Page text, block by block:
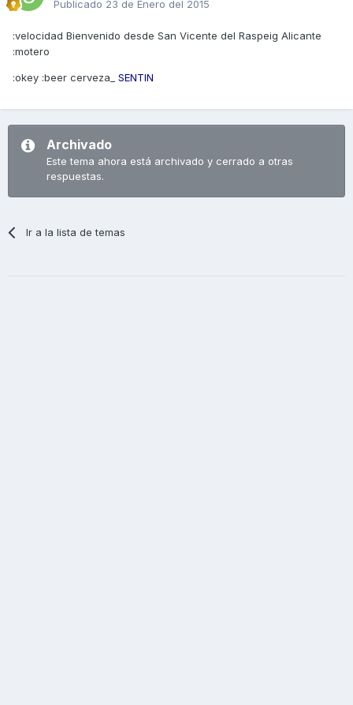
Publicado 23 de Enero del 2015
:velocidad Bienvenido desde San Vicente del Raspeig Alicante
:motero
:okey :beer cerveza_ SENTIN
Archivado
Este tema ahora está archivado y cerrado a otras
respuestas.
Ir a la lista de temas